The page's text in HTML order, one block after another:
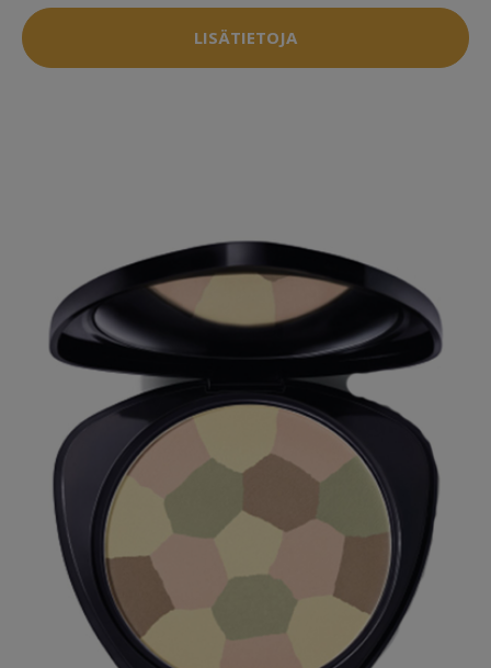
LISÄTIETOJA